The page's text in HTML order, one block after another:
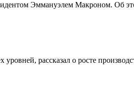
Эммануэлем Макроном. Об
рассказал о росте